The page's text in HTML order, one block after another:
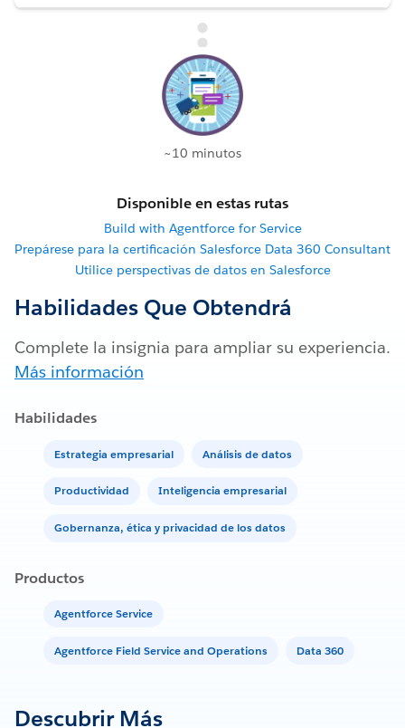
~10 minutos
Disponible en estas rutas
Build with Agentforce for Service
Prepárese para la certificación Salesforce Data 360 Consultant
Utilice perspectivas de datos en Salesforce
Habilidades Que Obtendrá
Complete la insignia para ampliar su experiencia.
Más información
Habilidades
Estrategia empresarial Análisis de datos
Productividad Inteligencia empresarial
Gobernanza, ética y privacidad de los datos
Productos
Agentforce Service
Agentforce Field Service and Operations Data 360
Descubrir Más